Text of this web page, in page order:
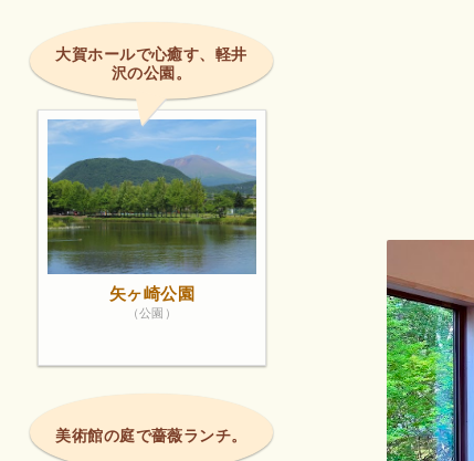
大賀ホールで心癒す、軽井
沢の公園。
矢ヶ崎公園
（公園）
美術館の庭で薔薇ランチ。